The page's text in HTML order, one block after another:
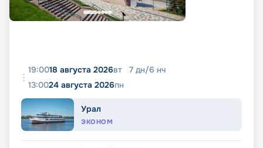
19:0018 августа 2026вт 7 дн/6 нч
13:0024 августа 2026пн
Урал
ЭКОНОМ